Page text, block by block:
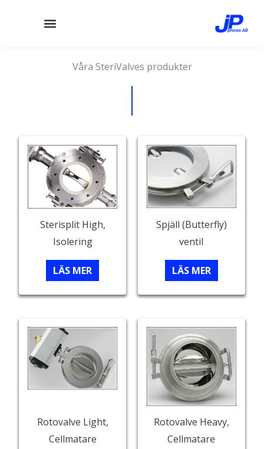
Våra SteriValves produkter
Sterisplit High,
Isolering
LÄS MER
Spjäll (Butterfly)
ventil
LÄS MER
Rotovalve Light,
Cellmatare
Rotovalve Heavy,
Cellmatare